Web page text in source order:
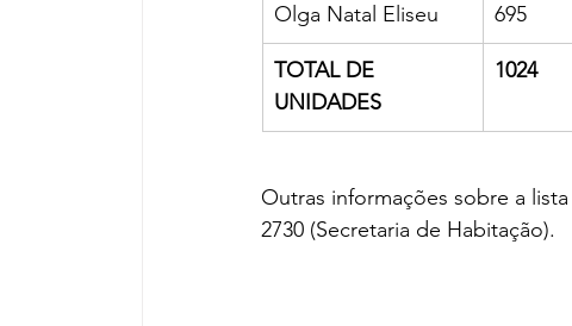
Olga Natal Eliseu 695
TOTAL DE
UNIDADES
1024
Outras informações sobre a
2730 (Secretaria de Habitação).